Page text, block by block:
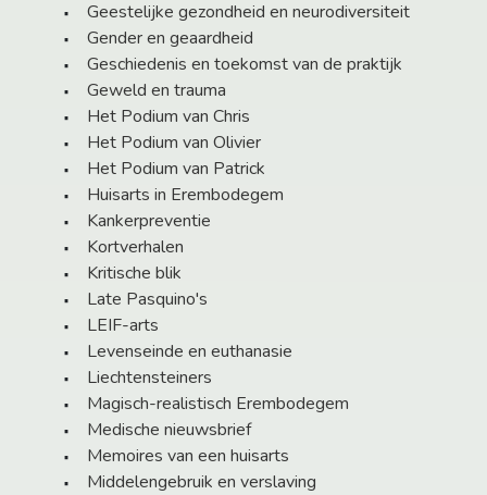
Geestelijke gezondheid en neurodiversiteit
Gender en geaardheid
Geschiedenis en toekomst van de praktijk
Geweld en trauma
Het Podium van Chris
Het Podium van Olivier
Het Podium van Patrick
Huisarts in Erembodegem
Kankerpreventie
Kortverhalen
Kritische blik
Late Pasquino's
LEIF-arts
Levenseinde en euthanasie
Liechtensteiners
Magisch-realistisch Erembodegem
Medische nieuwsbrief
Memoires van een huisarts
Middelengebruik en verslaving